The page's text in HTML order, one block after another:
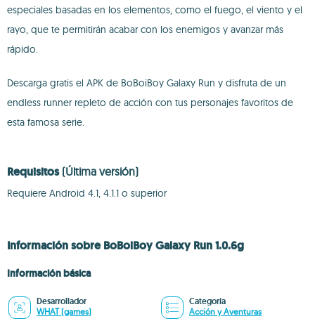
especiales basadas en los elementos, como el fuego, el viento y el
rayo, que te permitirán acabar con los enemigos y avanzar más
rápido.
Descarga gratis el APK de BoBoiBoy Galaxy Run y disfruta de un
endless runner repleto de acción con tus personajes favoritos de
esta famosa serie.
Requisitos (Última versión)
Requiere Android 4.1, 4.1.1 o superior
Información sobre BoBoiBoy Galaxy Run 1.0.6g
Información básica
Desarrollador
WHAT (games)
Categoría
Acción y Aventuras